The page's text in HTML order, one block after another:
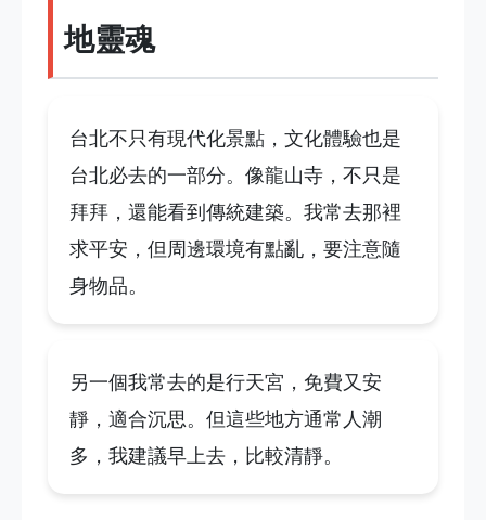
地靈魂
台北不只有現代化景點，文化體驗也是
台北必去的一部分。像龍山寺，不只是
拜拜，還能看到傳統建築。我常去那裡
求平安，但周邊環境有點亂，要注意隨
身物品。
另一個我常去的是行天宮，免費又安
靜，適合沉思。但這些地方通常人潮
多，我建議早上去，比較清靜。